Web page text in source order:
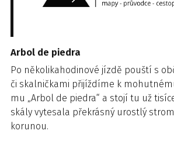
Arbol de piedra
Po několikahodinové jízdě pouští s
či skalničkami přijíždíme k
mu „Arbol de piedra“ a stojí tu už
skály vytesala překrásný urostlý
korunou.